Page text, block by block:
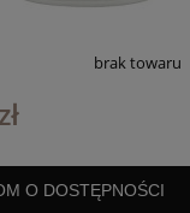
brak towaru
O DOSTĘPNOŚCI